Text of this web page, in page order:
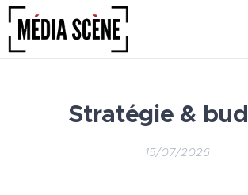
Stratégie &
15/07/2026